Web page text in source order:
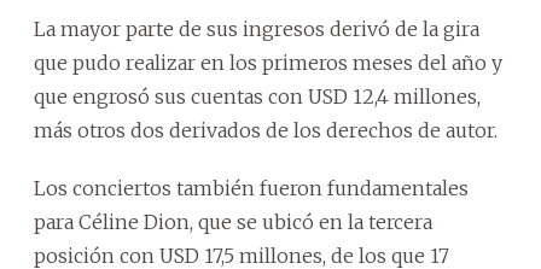
La mayor parte de sus ingresos derivó de la gira
que pudo realizar en los primeros meses del año y
que engrosó sus cuentas con USD 12,4 millones,
más otros dos derivados de los derechos de autor.
Los conciertos también fueron fundamentales
para Céline Dion, que se ubicó en la tercera
posición con USD 17,5 millones, de los que 17